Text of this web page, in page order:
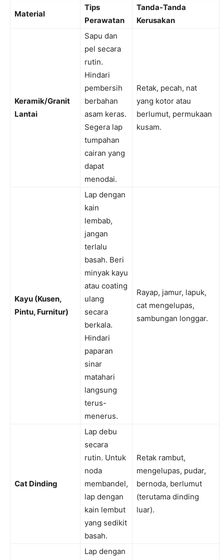
Material
Tips
Perawatan
Tanda-Tanda
Kerusakan
Keramik/Granit
Lantai
Sapu dan
pel secara
rutin.
Hindari
pembersih
berbahan
asam keras.
Segera lap
tumpahan
cairan yang
dapat
menodai.
Retak, pecah, nat
yang kotor atau
berlumut, permukaan
kusam.
Kayu (Kusen,
Pintu, Furnitur)
Lap dengan
kain
lembab,
jangan
terlalu
basah. Beri
minyak kayu
atau coating
ulang
secara
berkala.
Hindari
paparan
sinar
matahari
langsung
terus-
menerus.
Rayap, jamur, lapuk,
cat mengelupas,
sambungan longgar.
Cat Dinding
Lap debu
secara
rutin. Untuk
noda
membandel,
lap dengan
kain lembut
yang sedikit
basah.
Retak rambut,
mengelupas, pudar,
bernoda, berlumut
(terutama dinding
luar).
Lap dengan